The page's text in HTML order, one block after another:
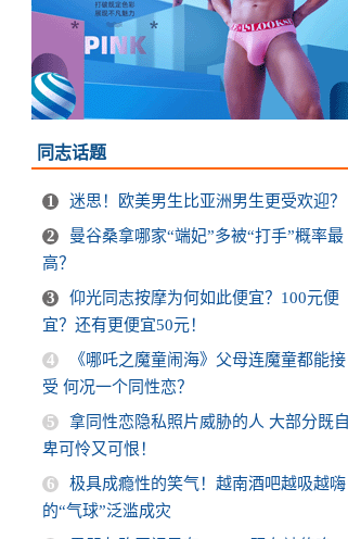
同志话题
1
迷思！欧美男生比亚洲男生更受欢迎？
2
曼谷桑拿哪家“端妃”多被“打手”概率最
高？
3
仰光同志按摩为何如此便宜？100元便
宜？还有更便宜50元！
4
《哪吒之魔童闹海》父母连魔童都能接
受 何况一个同性恋？
5
拿同性恋隐私照片威胁的人 大部分既自
卑可怜又可恨！
6
极具成瘾性的笑气！越南酒吧越吸越嗨
的“气球”泛滥成灾